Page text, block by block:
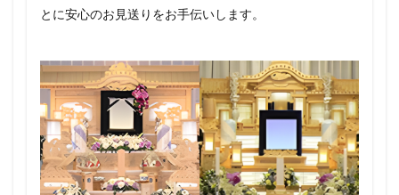
とに安心のお見送りをお手伝いします。